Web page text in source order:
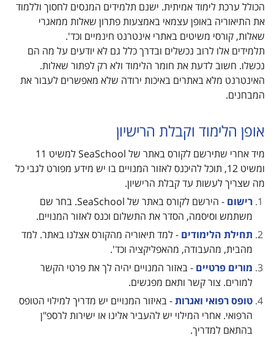
הכולל ערכת לימוד אמיתית. ישנם תלמידים המנסים לחסוך וללמוד
את התיאוריה באופן עצמאי באמצעות פתרון שאלות ממאגרי
שאלות, קורסי משיטים באתרי אינטרנט חינמיים וכד'.
תלמידים אלו לרוב נכשלים ובדרך כלל גם לא יודעים על מה הם
נכשלו. חשוב לדעת את חומר הלימוד ולא רק לפתור שאלות.
האינטרנט מלא באתרים באיכות ירודה שלא מאפשרים לעבור את
המבחנים.
אופן הלימוד וקבלת הרישיון
מיד אחרי שתירשם לקורס באתר של SeaSchool למשיט 11
ומשיט 12, תוכל להיכנס לאזור המנויים בו יש מידע מפורט לגבי כל
מה שצריך לעשות עד קבלת הרישיון.
רישום
- הירשם לקורס באתר של SeaSchool. בחר שם
משתמש וסיסמה, הסדר את התשלום וכנס לאזור המנויים.
תחילת הלימודים - למד תיאוריה מהקורס אצלנו באתר. למד
מהבית, מהעבודה, מהאפליקציה וכד'.
מורים פרטיים - באזור המנויים יהיה לך את פרטי הקשר
למורים. צור קשר ותאם מפגשים.
טופס רפואי ואגרות - באיזור המנויים יש מדריך למילוי הטופס
הרפואי. אחרי המילוי יש להעביר אלינו או ישירות לרספ"ן
בהתאם למדריך.